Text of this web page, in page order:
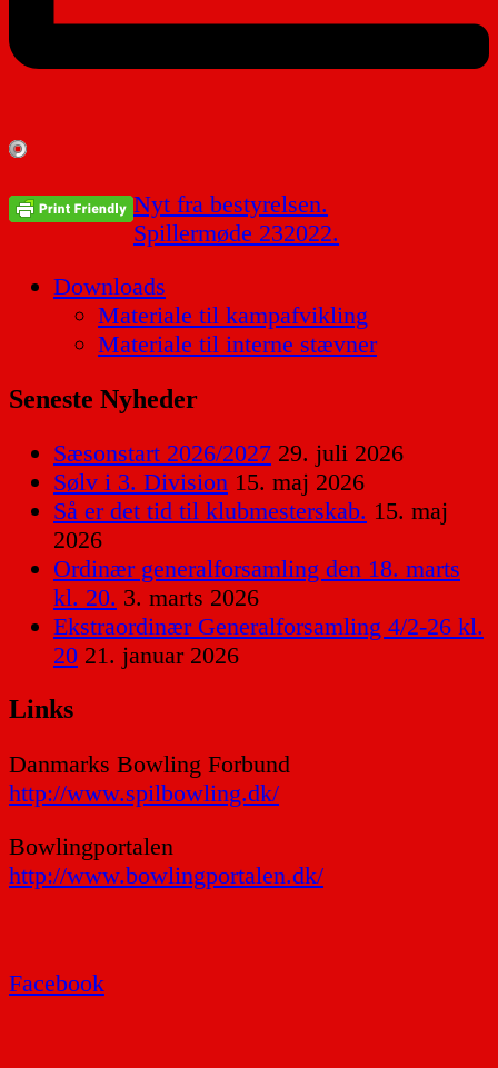
Indlægsnavigation
Nyt fra bestyrelsen.
Spillermøde 232022.
Downloads
Materiale til kampafvikling
Materiale til interne stævner
Seneste Nyheder
Sæsonstart 2026/2027 29. juli 2026
Sølv i 3. Division 15. maj 2026
Så er det tid til klubmesterskab. 15. maj
2026
Ordinær generalforsamling den 18. marts
kl. 20. 3. marts 2026
Ekstraordinær Generalforsamling 4/2-26 kl.
20 21. januar 2026
Links
Danmarks Bowling Forbund
http://www.spilbowling.dk/
Bowlingportalen
http://www.bowlingportalen.dk/
Facebook